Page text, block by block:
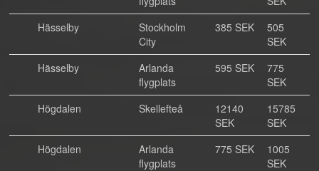
Hässelby
Stockholm
City
385 SEK
505
SEK
Hässelby
Arlanda
flygplats
595 SEK
775
SEK
Högdalen
Skellefteå
12140
SEK
15785
SEK
Högdalen
Arlanda
flygplats
775 SEK
1005
SEK